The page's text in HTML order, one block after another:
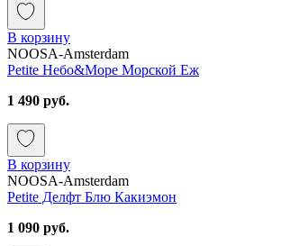
В корзину
NOOSA-Amsterdam
Petite Небо&Море Морской Еж
1 490 руб.
В корзину
NOOSA-Amsterdam
Petite Делфт Блю Какиэмон
1 090 руб.